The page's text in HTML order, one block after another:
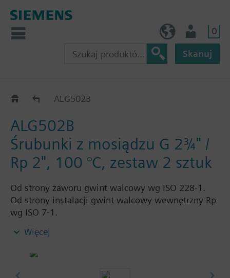
0
Skanuj
ALG..2ALG502B
ALG502B
Śrubunki z mosiądzu G 2¾" /
Rp 2", 100 °C, zestaw 2 sztuk
Od strony zaworu gwint walcowy wg ISO 228-1.
Od strony instalacji gwint walcowy wewnętrzny Rp
wg ISO 7-1.
łączących, 2 łączników i 2 uszczelek płaskich.
Informacje dodatkowe
Od strony instalacji gwint wewnętrzny.
Więcej